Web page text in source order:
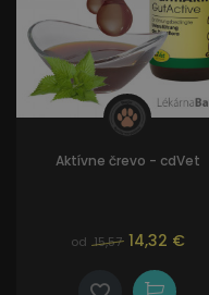
Aktívne črevo - cdVet
od 15,57 14,32 €